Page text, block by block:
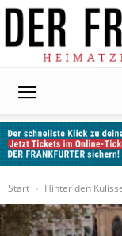
Start
Hinter den